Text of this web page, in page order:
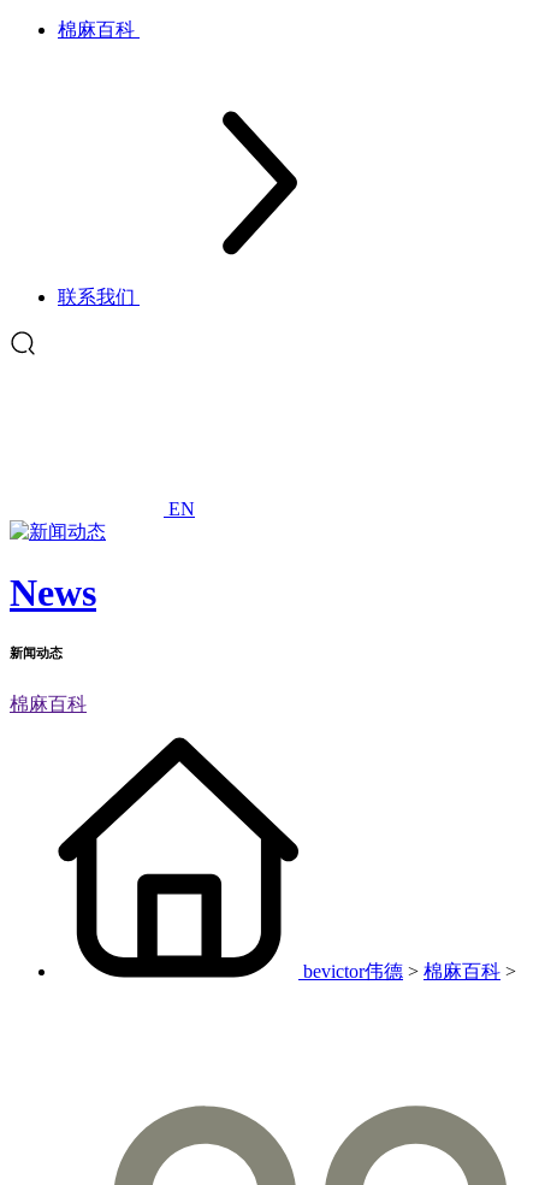
棉麻百科
联系我们
EN
News
新闻动态
棉麻百科
bevictor伟德 > 棉麻百科 >